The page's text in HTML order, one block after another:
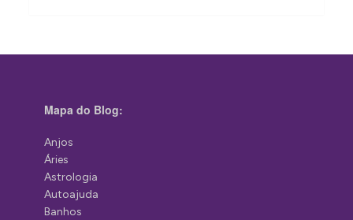
Mapa do Blog:
Anjos
Áries
Astrologia
Autoajuda
Banhos